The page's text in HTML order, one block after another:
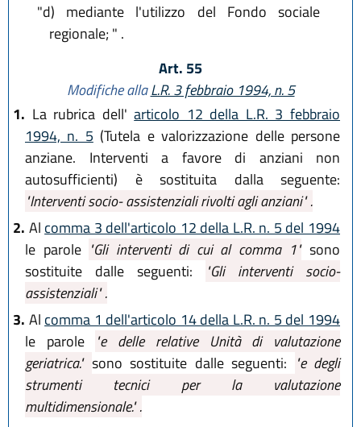
"d) mediante l'utilizzo del Fondo sociale
regionale; " .
Art. 55
Modifiche allaL.R. 3 febbraio 1994, n. 5
1. La rubrica dell'articolo 12 della L.R. 3 febbraio
1994, n. 5 (Tutela e valorizzazione delle persone
anziane. Interventi a favore di anziani non
autosufficienti) è sostituita dalla seguente:
"Interventi socio- assistenziali rivolti agli anziani" .
2. Al comma 3 dell'articolo 12 della L.R. n. 5 del 1994
le parole "Gli interventi di cui al comma 1"sono
sostituite dalle seguenti:
"Gli interventi socio-
assistenziali" .
3. Al comma 1 dell'articolo 14 della L.R. n. 5 del 1994
le parole
"e delle relative Unità di valutazione
geriatrica." sono sostituite dalle seguenti: "e degli
strumenti tecnici per la valutazione
multidimensionale." .